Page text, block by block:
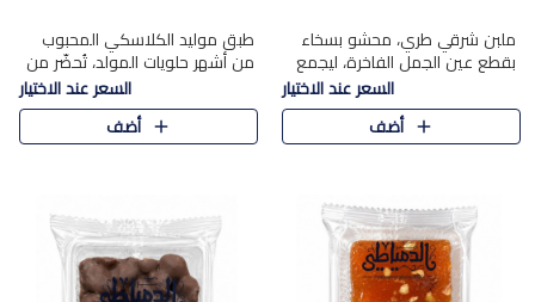
ملبن شرقي طري، محشو بسخاء
بقطع عين الجمل الفاخرة، ليجمع
بين القوام الناعم وقرمشة الجوز
في مذاق شرقي أصيل.
السعر عند الاختيار
أضف
طبق موليد الكلاسكي المحبوب
من أشهر حلويات المولد، تُحضّر من
فول سوداني محمص بعناية
ومغلف بطبقة رقيقة من السكر
المكرمل، لتمنحك قرمشة أصيلة
السعر عند الاختيار
أضف